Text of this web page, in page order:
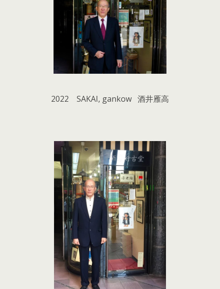
2022 SAKAI, gankow 酒井雁高